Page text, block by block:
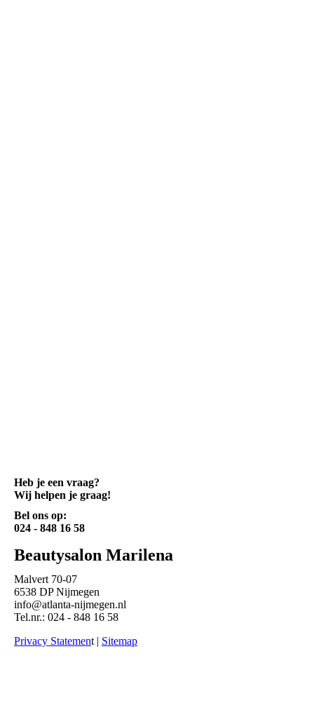
Heb je een vraag?
Wij helpen je graag!
Bel ons op:
024 - 848 16 58
Beautysalon Marilena
Malvert 70-07
6538 DP Nijmegen
info@atlanta-nijmegen.nl
Tel.nr.: 024 - 848 16 58
Privacy Statement | Sitemap